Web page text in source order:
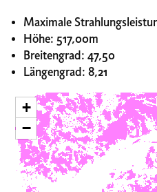
Maximale
Höhe: 517,00m
Breitengrad: 47,50
Längengrad: 8,21
+
−